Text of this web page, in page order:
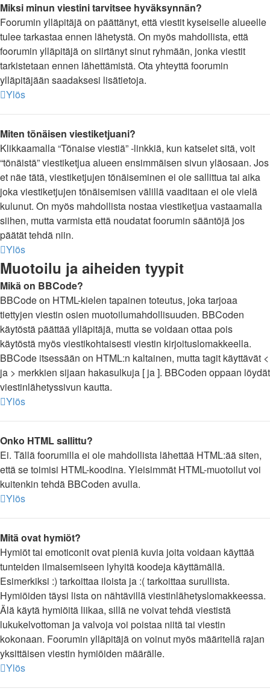
Miksi minun viestini tarvitsee hyväksynnän?
Foorumin ylläpitäjä on päättänyt, että viestit kyseiselle alueelle
tulee tarkastaa ennen lähetystä. On myös mahdollista, että
foorumin ylläpitäjä on siirtänyt sinut ryhmään, jonka viestit
tarkistetaan ennen lähettämistä. Ota yhteyttä foorumin
ylläpitäjään saadaksesi lisätietoja.
Ylös
Miten tönäisen viestiketjuani?
Klikkaamalla “Tönaise viestiä” -linkkiä, kun katselet sitä, voit
“tönäistä” viestiketjua alueen ensimmäisen sivun yläosaan. Jos
et näe tätä, viestiketjujen tönäiseminen ei ole sallittua tai aika
joka viestiketjujen tönäisemisen välillä vaaditaan ei ole vielä
kulunut. On myös mahdollista nostaa viestiketjua vastaamalla
siihen, mutta varmista että noudatat foorumin sääntöjä jos
päätät tehdä niin.
Ylös
Muotoilu ja aiheiden tyypit
Mikä on BBCode?
BBCode on HTML-kielen tapainen toteutus, joka tarjoaa
tiettyjen viestin osien muotoilumahdollisuuden. BBCoden
käytöstä päättää ylläpitäjä, mutta se voidaan ottaa pois
käytöstä myös viestikohtaisesti viestin kirjoituslomakkeella.
BBCode itsessään on HTML:n kaltainen, mutta tagit käyttävät <
ja > merkkien sijaan hakasulkuja [ ja ]. BBCoden oppaan löydät
viestinlähetyssivun kautta.
Ylös
Onko HTML sallittu?
Ei. Tällä foorumilla ei ole mahdollista lähettää HTML:ää siten,
että se toimisi HTML-koodina. Yleisimmät HTML-muotoilut voi
kuitenkin tehdä BBCoden avulla.
Ylös
Mitä ovat hymiöt?
Hymiöt tai emoticonit ovat pieniä kuvia joita voidaan käyttää
tunteiden ilmaisemiseen lyhyitä koodeja käyttämällä.
Esimerkiksi :) tarkoittaa iloista ja :( tarkoittaa surullista.
Hymiöiden täysi lista on nähtävillä viestinlähetyslomakkeessa.
Älä käytä hymiöitä liikaa, sillä ne voivat tehdä viestistä
lukukelvottoman ja valvoja voi poistaa niitä tai viestin
kokonaan. Foorumin ylläpitäjä on voinut myös määritellä rajan
yksittäisen viestin hymiöiden määrälle.
Ylös